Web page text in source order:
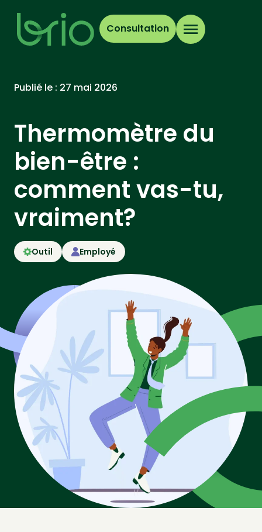
Consultation
Publié le : 27 mai 2026
Thermomètre du
bien-être :
comment vas-tu,
vraiment?
Outil Employé